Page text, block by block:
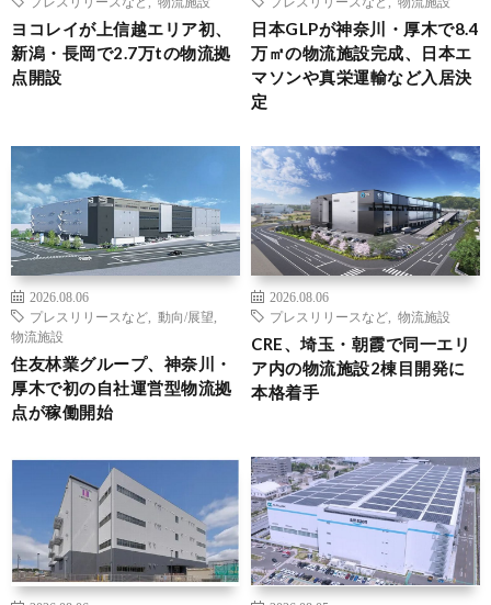
ヨコレイが上信越エリア初、
新潟・長岡で2.7万tの物流拠
点開設
日本GLPが神奈川・厚木で8.4
万㎡の物流施設完成、日本エ
マソンや真栄運輸など入居決
定
2026.08.06
プレスリリースなど
動向/展望
物流施設
住友林業グループ、神奈川・
厚木で初の自社運営型物流拠
点が稼働開始
2026.08.06
プレスリリースなど
物流施設
CRE、埼玉・朝霞で同一エリ
ア内の物流施設2棟目開発に
本格着手